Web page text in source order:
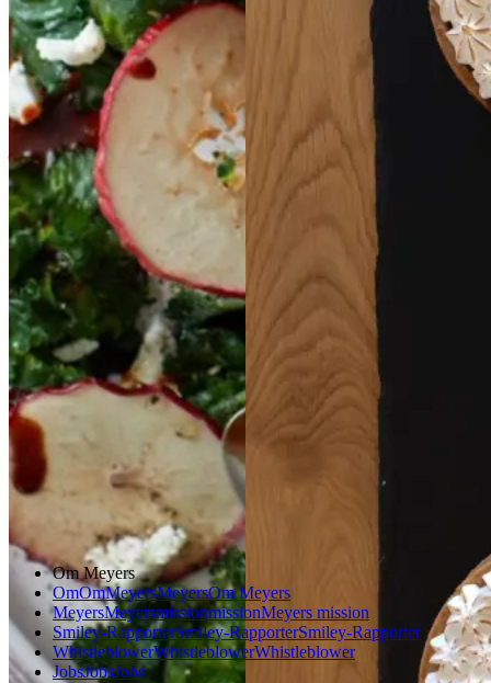
FarsbrødFarsbrød
afaf
hasselnødderhasseln
ødder ogog
jordskokker jordsko
kker med
æbleskyæblesky
Gem opskrift
Aftensmad
Vegetarisk
Efterårsmad
Vintermad
Tarte
Passion
Fransk mad
Om Meyers
OmOmMeyersMeyersOm Meyers
MeyersMeyersmissionmissionMeyers mission
Smiley-RapporterSmiley-RapporterSmiley-Rapporter
WhistleblowerWhistleblowerWhistleblower
JobsJobsJobs